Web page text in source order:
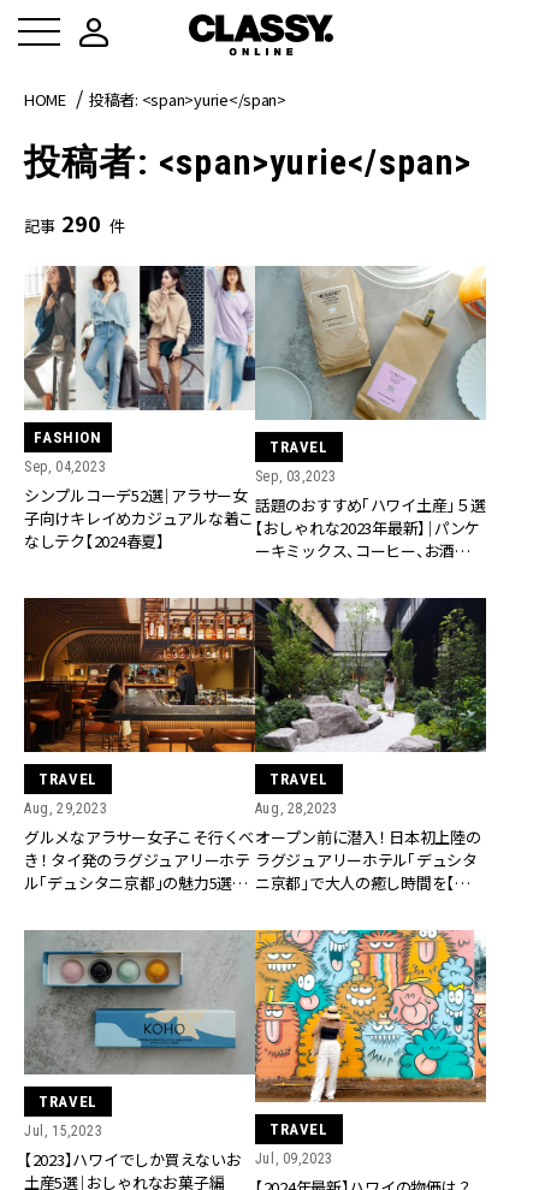
HOME 投稿者: <span>yurie</span>
投稿者: <span>yurie</span>
記事 290 件
FASHION
Sep, 04,2023
シンプルコーデ52選｜アラサー女
子向けキレイめカジュアルな着こ
なしテク【2024春夏】
TRAVEL
Sep, 03,2023
話題のおすすめ「ハワイ土産」５選
【おしゃれな2023年最新】｜パンケ
ーキミックス、コーヒー、お酒…
TRAVEL
Aug, 29,2023
グルメなアラサー女子こそ行くべ
き！ タイ発のラグジュアリーホテ
ル「デュシタニ京都」の魅力5選
TRAVEL
Aug, 28,2023
オープン前に潜入！ 日本初上陸の
ラグジュアリーホテル「デュシタ
ニ京都」で大人の癒し時間を【プレ
TRAVEL
Jul, 15,2023
【2023】ハワイでしか買えないお
土産5選｜おしゃれなお菓子編
TRAVEL
Jul, 09,2023